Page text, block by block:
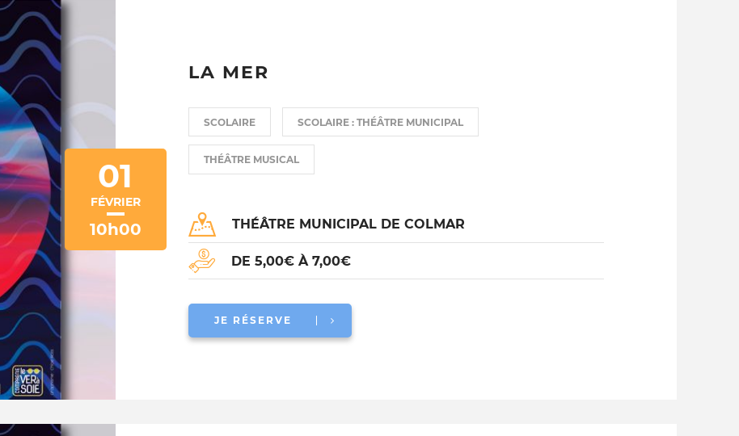
01
FÉVRIER
10h00
LA MER
SCOLAIRE SCOLAIRE : THÉÂTRE MUNICIPAL
THÉÂTRE MUSICAL
THÉÂTRE MUNICIPAL DE COLMAR
DE 5,00€ À 7,00€
JE RÉSERVE